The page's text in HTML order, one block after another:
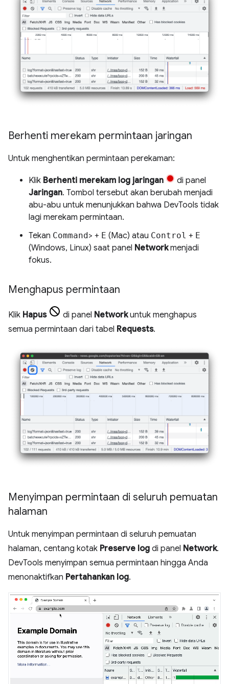
Berhenti merekam permintaan jaringan
Untuk menghentikan permintaan perekaman:
Klik Berhenti merekam log jaringan
di panel
Jaringan. Tombol tersebut akan berubah menjadi
abu-abu untuk menunjukkan bahwa DevTools tidak
lagi merekam permintaan.
Tekan Command > + E (Mac) atau Control + E
(Windows, Linux) saat panel Networkmenjadi
fokus.
Menghapus permintaan
Klik Hapus di panel Networkuntuk menghapus
semua permintaan dari tabel Requests.
Menyimpan permintaan di seluruh pemuatan
halaman
Untuk menyimpan permintaan di seluruh pemuatan
halaman, centang kotak Preserve log di panel Network.
DevTools menyimpan semua permintaan hingga Anda
menonaktifkan Pertahankan log.